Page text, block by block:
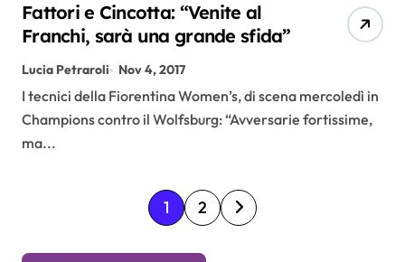
Fattori e Cincotta: “Venite al
Franchi, sarà una grande sfida”
Lucia Petraroli Nov 4, 2017
I tecnici della Fiorentina Women’s, di scena mercoledì in
Champions contro il Wolfsburg: “Avversarie fortissime,
ma...
P
a
1 2